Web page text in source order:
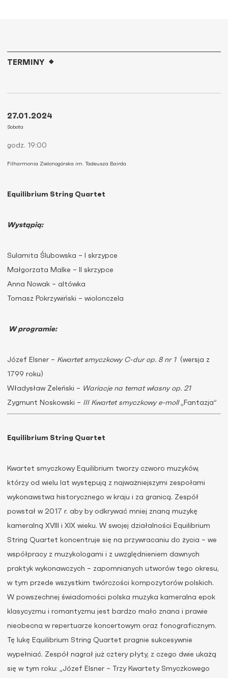
Equilibrium String Quartet
Wystąpią:
Sulamita Ślubowska – I skrzypce
Małgorzata Malke – II skrzypce
Anna Nowak – altówka
Tomasz Pokrzywiński – wiolonczela
W programie:
Józef Elsner – Kwartet smyczkowy C-dur op. 8 nr 1(wersja z
1799 roku)
Władysław Żeleński – Wariacje na temat własny op. 21
Zygmunt Noskowski – III Kwartet smyczkowy e-moll„Fantazja”
Equilibrium String Quartet
Kwartet smyczkowy Equilibrium tworzy czworo muzyków,
którzy od wielu lat występują z najważniejszymi zespołami
wykonawstwa historycznego w kraju i za granicą. Zespół
powstał w 2017 r. aby by odkrywać mniej znaną muzykę
kameralną XVIII i XIX wieku. W swojej działalności Equilibrium
String Quartet koncentruje się na przywracaniu do życia – we
współpracy z muzykologami i z uwzględnieniem dawnych
praktyk wykonawczych – zapomnianych utworów tego okresu,
w tym przede wszystkim twórczości kompozytorów polskich.
W powszechnej świadomości polska muzyka kameralna epok
klasycyzmu i romantyzmu jest bardzo mało znana i prawie
nieobecna w repertuarze koncertowym oraz fonograficznym.
Tę lukę Equilibrium String Quartet pragnie sukcesywnie
wypełniać. Zespół nagrał już cztery płyty, z czego dwie ukażą
się w tym roku: „Józef Elsner – Trzy Kwartety Smyczkowego
TERMINY
27.01.2024
Sobota
godz. 19:00
Filharmonia Zielonogórska im. Tadeusza Bairda